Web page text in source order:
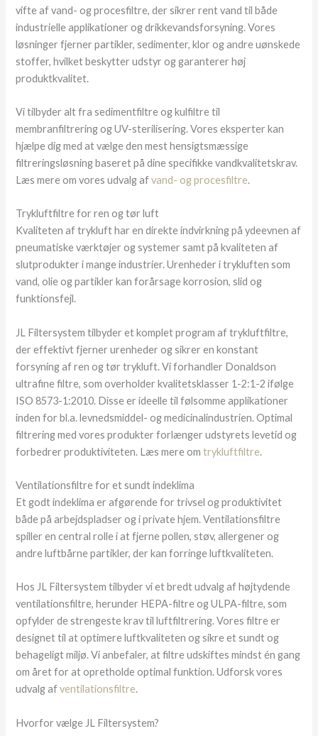
vifte af vand- og procesfiltre, der sikrer rent vand til både
industrielle applikationer og drikkevandsforsyning. Vores
løsninger fjerner partikler, sedimenter, klor og andre uønskede
stoffer, hvilket beskytter udstyr og garanterer høj
produktkvalitet.
Vi tilbyder alt fra sedimentfiltre og kulfiltre til
membranfiltrering og UV-sterilisering. Vores eksperter kan
hjælpe dig med at vælge den mest hensigtsmæssige
filtreringsløsning baseret på dine specifikke vandkvalitetskrav.
Læs mere om vores udvalg afvand- og procesfiltre.
Trykluftfiltre for ren og tør luft
Kvaliteten af trykluft har en direkte indvirkning på ydeevnen af
pneumatiske værktøjer og systemer samt på kvaliteten af
slutprodukter i mange industrier. Urenheder i trykluften som
vand, olie og partikler kan forårsage korrosion, slid og
funktionsfejl.
JL Filtersystem tilbyder et komplet program af trykluftfiltre,
der effektivt fjerner urenheder og sikrer en konstant
forsyning af ren og tør trykluft. Vi forhandler Donaldson
ultrafine filtre, som overholder kvalitetsklasser 1-2:1-2 ifølge
ISO 8573-1:2010. Disse er ideelle til følsomme applikationer
inden for bl.a. levnedsmiddel- og medicinalindustrien. Optimal
filtrering med vores produkter forlænger udstyrets levetid og
forbedrer produktiviteten. Læs mere omtrykluftfiltre.
Ventilationsfiltre for et sundt indeklima
Et godt indeklima er afgørende for trivsel og produktivitet
både på arbejdspladser og i private hjem. Ventilationsfiltre
spiller en central rolle i at fjerne pollen, støv, allergener og
andre luftbårne partikler, der kan forringe luftkvaliteten.
Hos JL Filtersystem tilbyder vi et bredt udvalg af højtydende
ventilationsfiltre, herunder HEPA-filtre og ULPA-filtre, som
opfylder de strengeste krav til luftfiltrering. Vores filtre er
designet til at optimere luftkvaliteten og sikre et sundt og
behageligt miljø. Vi anbefaler, at filtre udskiftes mindst én gang
om året for at opretholde optimal funktion. Udforsk vores
udvalg afventilationsfiltre.
Hvorfor vælge JL Filtersystem?